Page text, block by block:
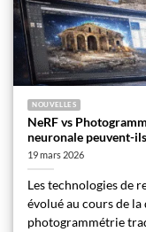
NOUVELLES
NeRF vs
neuronale peuvent-
19 mars 2026
Les technologies de
évolué au cours de
photogrammétrie